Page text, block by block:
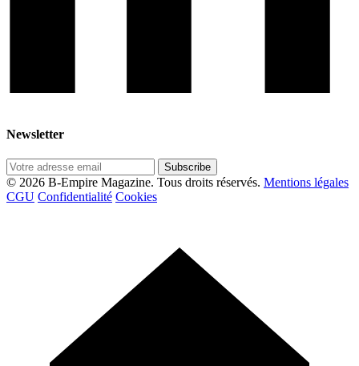
Newsletter
Subscribe
© 2026 B-Empire Magazine. Tous droits réservés. Mentions légales
CGU Confidentialité Cookies